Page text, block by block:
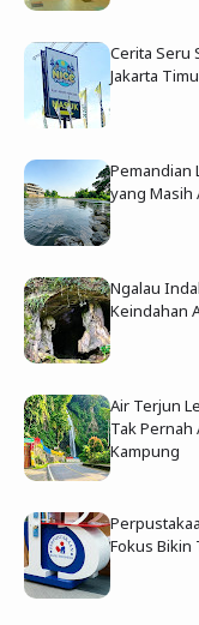
Cerita Seru
Jakarta
Pemandian
yang Masih
Ngalau
Keindahan
Air Terjun
Tak Pernah
Kampung
Fokus Bikin